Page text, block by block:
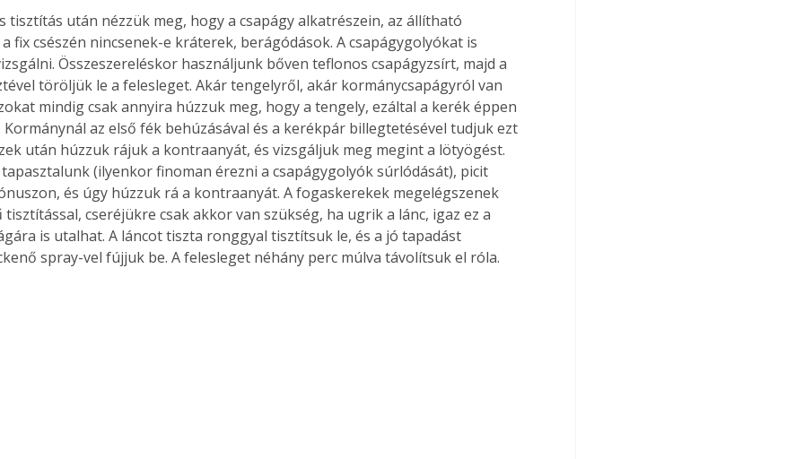
tisztítás után nézzük meg, hogy a csapágy alkatrészein, az állítható
fix csészén nincsenek-e kráterek, berágódások. A csapágygolyókat is
Összeszereléskor használjunk bőven teflonos csapágyzsírt, majd a
töröljük le a felesleget. Akár tengelyről, akár kormánycsapágyról van
mindig csak annyira húzzuk meg, hogy a tengely, ezáltal a kerék éppen
az első fék behúzásával és a kerékpár billegtetésével tudjuk ezt
után húzzuk rájuk a kontraanyát, és vizsgáljuk meg megint a lötyögést.
(ilyenkor finoman érezni a csapágygolyók súrlódását), picit
és úgy húzzuk rá a kontraanyát. A fogaskerekek megelégszenek
tisztítással, cseréjükre csak akkor van szükség, ha ugrik a lánc, igaz ez a
is utalhat. A láncot tiszta ronggyal tisztítsuk le, és a jó tapadást
spray-vel fújjuk be. A felesleget néhány perc múlva távolítsuk el róla.